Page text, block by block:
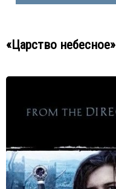
«Царство небесное»